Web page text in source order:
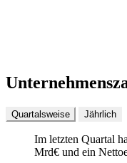
Quartalsweise Jährlich
Im letzten Quartal
Mrd€ und ein